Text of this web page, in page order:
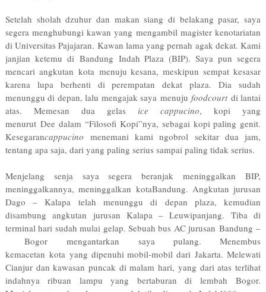
Setelah sholah dzuhur dan makan siang di belakang pasar, saya
segera menghubungi kawan yang mengambil magister kenotariatan
di Universitas Pajajaran. Kawan lama yang pernah agak dekat. Kami
janjian ketemu di Bandung Indah Plaza (BIP). Saya pun segera
mencari angkutan kota menuju kesana, meskipun sempat kesasar
karena lupa berhenti di perempatan dekat plaza. Dia sudah
menunggu di depan, lalu mengajak saya menujufoodcourt di lantai
atas. Memesan dua gelasice cappucino, kopi yang
menurut Dee dalam “Filosofi Kopi”nya, sebagai kopi paling genit.
Kesegarancappucino menemani kami ngobrol sekitar dua jam,
tentang apa saja, dari yang paling serius sampai paling tidak serius.
Menjelang senja saya segera beranjak meninggalkan BIP,
meninggalkannya, meninggalkan kotaBandung. Angkutan jurusan
Dago – Kalapa telah menunggu di depan plaza, kemudian
disambung angkutan jurusan Kalapa – Leuwipanjang. Tiba di
terminal hari sudah mulai gelap. Sebuah bus AC jurusan Bandung –
Bogor mengantarkan saya pulang. Menembus
kemacetan kota yang dipenuhi mobil-mobil dari Jakarta. Melewati
Cianjur dan kawasan puncak di malam hari, yang dari atas terlihat
indahnya ribuan lampu yang bertaburan di lembah Bogor.